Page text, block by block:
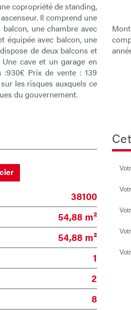
copropriété de standing,
Il comprend une
une chambre avec
équipée avec balcon, une
de deux balcons et
cave et un garage en
:930€ Prix de vente : 139
les risques auxquels ce
du gouvernement.
38100
54,88 m²
54,88 m²
1
2
8